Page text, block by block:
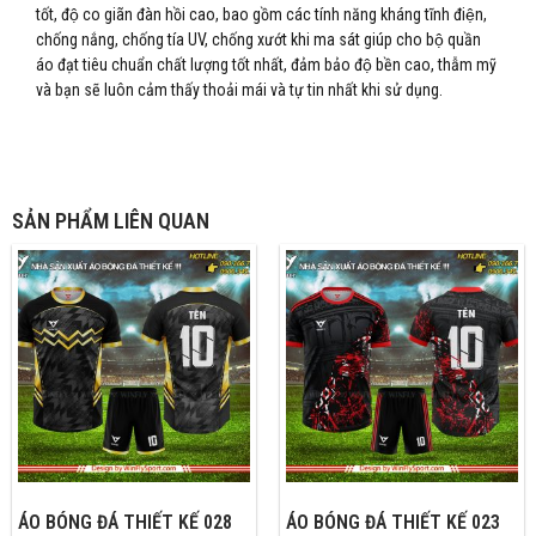
tốt, độ co giãn đàn hồi cao, bao gồm các tính năng kháng tĩnh điện,
chống nắng, chống tía UV, chống xướt khi ma sát giúp cho bộ quần
áo đạt tiêu chuẩn chất lượng tốt nhất, đảm bảo độ bền cao, thẫm mỹ
và bạn sẽ luôn cảm thấy thoải mái và tự tin nhất khi sử dụng.
SẢN PHẨM LIÊN QUAN
ÁO BÓNG ĐÁ THIẾT KẾ 028
ÁO BÓNG ĐÁ THIẾT KẾ 023